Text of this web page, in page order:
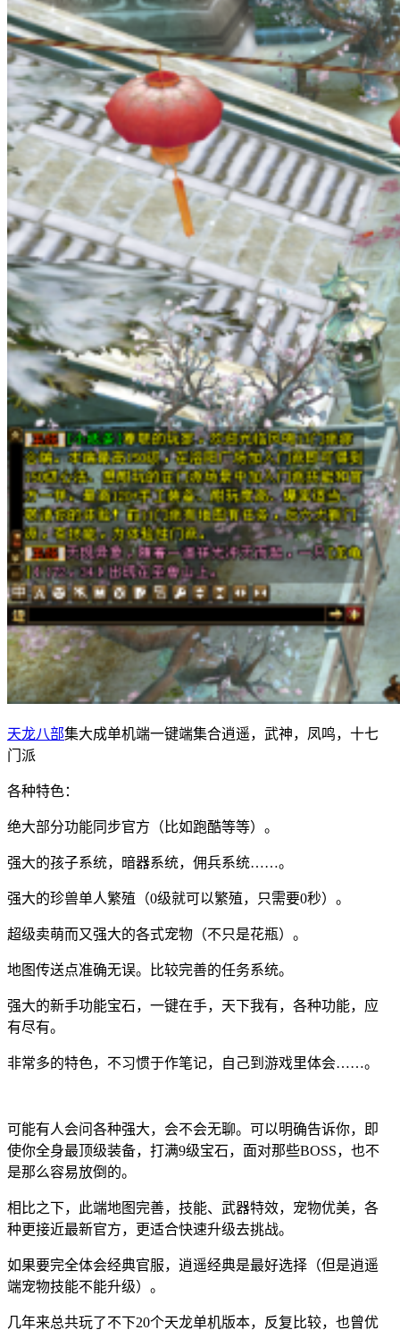
天龙八部集大成单机端一键端集合逍遥，武神，凤鸣，十七
门派
各种特色：
绝大部分功能同步官方（比如跑酷等等）。
强大的孩子系统，暗器系统，佣兵系统……。
强大的珍兽单人繁殖（0级就可以繁殖，只需要0秒）。
超级卖萌而又强大的各式宠物（不只是花瓶）。
地图传送点准确无误。比较完善的任务系统。
强大的新手功能宝石，一键在手，天下我有，各种功能，应
有尽有。
非常多的特色，不习惯于作笔记，自己到游戏里体会……。
可能有人会问各种强大，会不会无聊。可以明确告诉你，即
使你全身最顶级装备，打满9级宝石，面对那些BOSS，也不
是那么容易放倒的。
相比之下，此端地图完善，技能、武器特效，宠物优美，各
种更接近最新官方，更适合快速升级去挑战。
如果要完全体会经典官服，逍遥经典是最好选择（但是逍遥
端宠物技能不能升级）。
几年来总共玩了不下20个天龙单机版本，反复比较，也曾优